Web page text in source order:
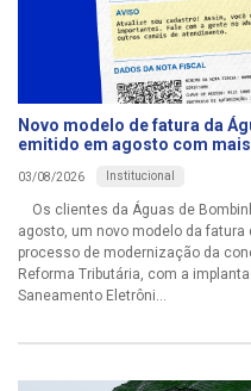
Novo modelo de fatura da
emitido em agosto com
03/08/2026 Institucional
Os clientes da Águas de
agosto, um novo modelo da
processo de modernização da
Reforma Tributária, com a
Saneamento Eletrôni...